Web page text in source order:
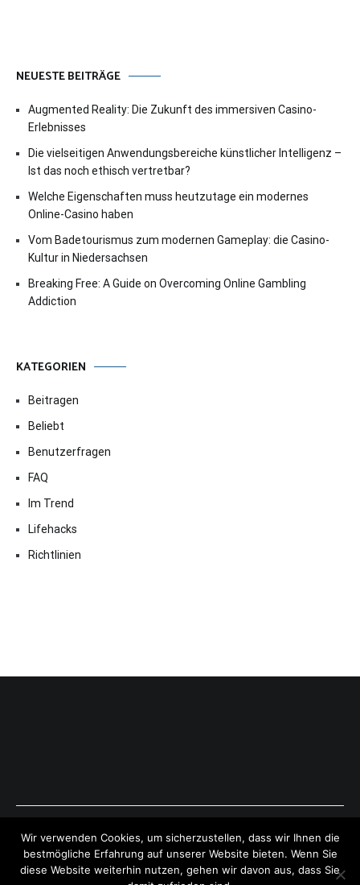
NEUESTE BEITRÄGE
Augmented Reality: Die Zukunft des immersiven Casino-
Erlebnisses
Die vielseitigen Anwendungsbereiche künstlicher Intelligenz –
Ist das noch ethisch vertretbar?
Welche Eigenschaften muss heutzutage ein modernes
Online-Casino haben
Vom Badetourismus zum modernen Gameplay: die Casino-
Kultur in Niedersachsen
Breaking Free: A Guide on Overcoming Online Gambling
Addiction
KATEGORIEN
Beitragen
Beliebt
Benutzerfragen
FAQ
Im Trend
Lifehacks
Richtlinien
Copyright © 2026ExpressAntworten.com . All rights reserved.
Theme:Cenote by ThemeGrill. Powered byWordPress .
Wir verwenden Cookies, um sicherzustellen, dass wir Ihnen die
bestmögliche Erfahrung auf unserer Website bieten. Wenn Sie
diese Website weiterhin nutzen, gehen wir davon aus, dass Sie